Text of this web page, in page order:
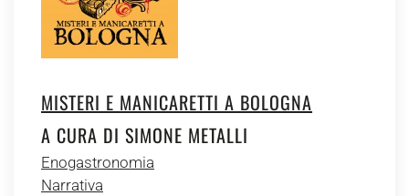
MISTERI E MANICARETTI A BOLOGNA
A CURA DI SIMONE METALLI
Enogastronomia
Narrativa